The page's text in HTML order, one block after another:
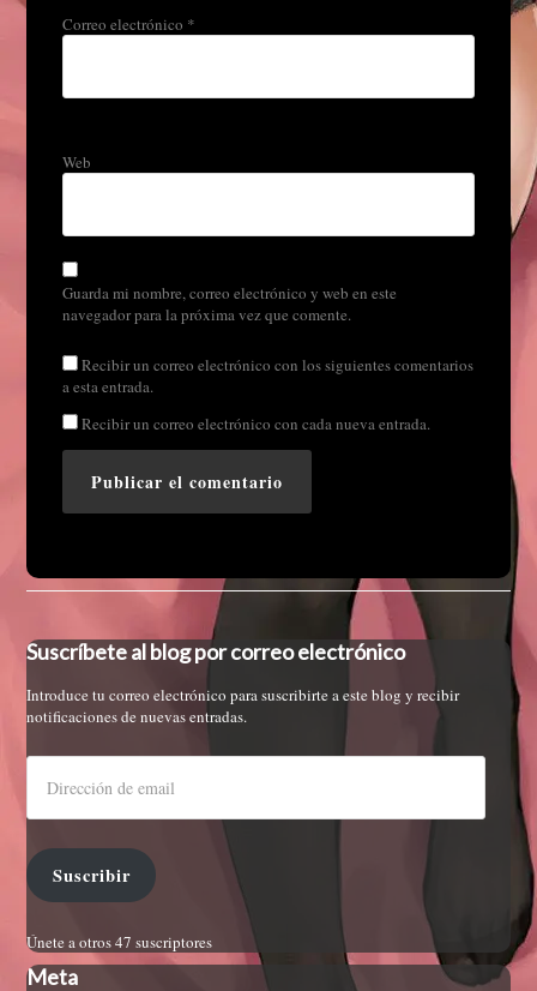
Correo electrónico *
Web
Guarda mi nombre, correo electrónico y web en este
navegador para la próxima vez que comente.
Recibir un correo electrónico con los siguientes comentarios
a esta entrada.
Recibir un correo electrónico con cada nueva entrada.
Suscríbete al blog por correo electrónico
Introduce tu correo electrónico para suscribirte a este blog y recibir
notificaciones de nuevas entradas.
Suscribir
Únete a otros 47 suscriptores
Meta